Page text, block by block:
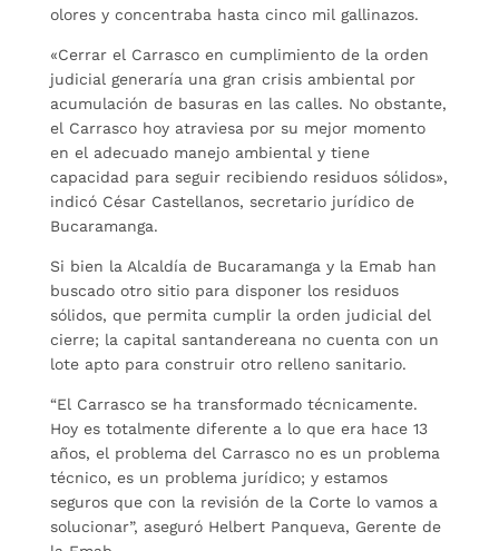
olores y concentraba hasta cinco mil gallinazos.
«Cerrar el Carrasco en cumplimiento de la orden
judicial generaría una gran crisis ambiental por
acumulación de basuras en las calles. No obstante,
el Carrasco hoy atraviesa por su mejor momento
en el adecuado manejo ambiental y tiene
capacidad para seguir recibiendo residuos sólidos»,
indicó César Castellanos, secretario jurídico de
Bucaramanga.
Si bien la Alcaldía de Bucaramanga y la Emab han
buscado otro sitio para disponer los residuos
sólidos, que permita cumplir la orden judicial del
cierre; la capital santandereana no cuenta con un
lote apto para construir otro relleno sanitario.
“El Carrasco se ha transformado técnicamente.
Hoy es totalmente diferente a lo que era hace 13
años, el problema del Carrasco no es un problema
técnico, es un problema jurídico; y estamos
seguros que con la revisión de la Corte lo vamos a
solucionar”, aseguró Helbert Panqueva, Gerente de